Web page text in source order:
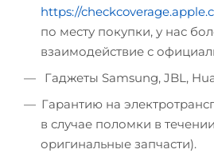
https://
по месту покупки, у нас
взаимодействие с
Гаджеты Samsung, JBL,
Гарантию на
в случае поломки в
оригинальные запчасти).